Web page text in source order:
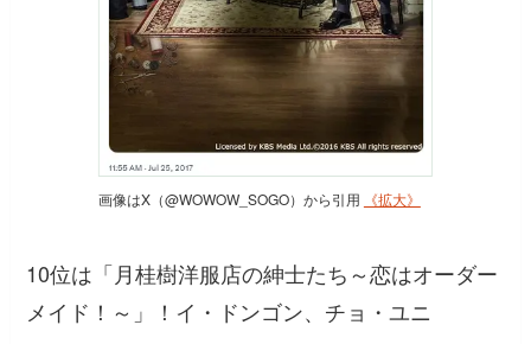
画像はX（@WOWOW_SOGO）から引用 《拡大》
10位は「月桂樹洋服店の紳士たち～恋はオーダー
メイド！～」！イ・ドンゴン、チョ・ユニ